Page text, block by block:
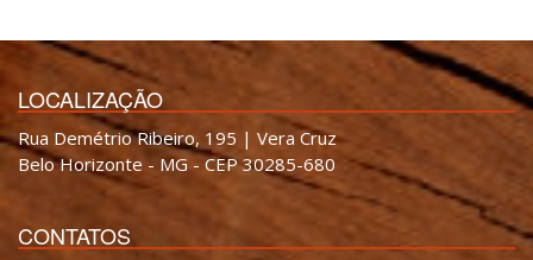
LOCALIZAÇÃO
Rua Demétrio Ribeiro, 195 | Vera Cruz
Belo Horizonte - MG - CEP 30285-680
CONTATOS